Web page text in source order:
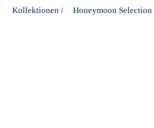
Kollektionen / Honeymoon Selection